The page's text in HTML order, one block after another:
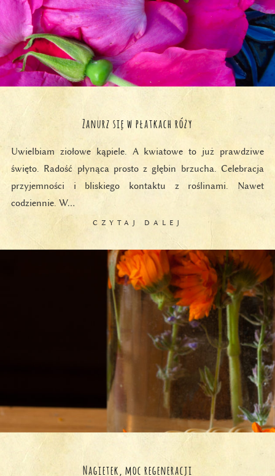
Zanurz się w płatkach róży
Uwielbiam ziołowe kąpiele. A kwiatowe to już prawdziwe
święto. Radość płynąca prosto z głębin brzucha. Celebracja
przyjemności i bliskiego kontaktu z roślinami. Nawet
codziennie. W…
CZYTAJ DALEJ
Nagietek, moc regeneracji